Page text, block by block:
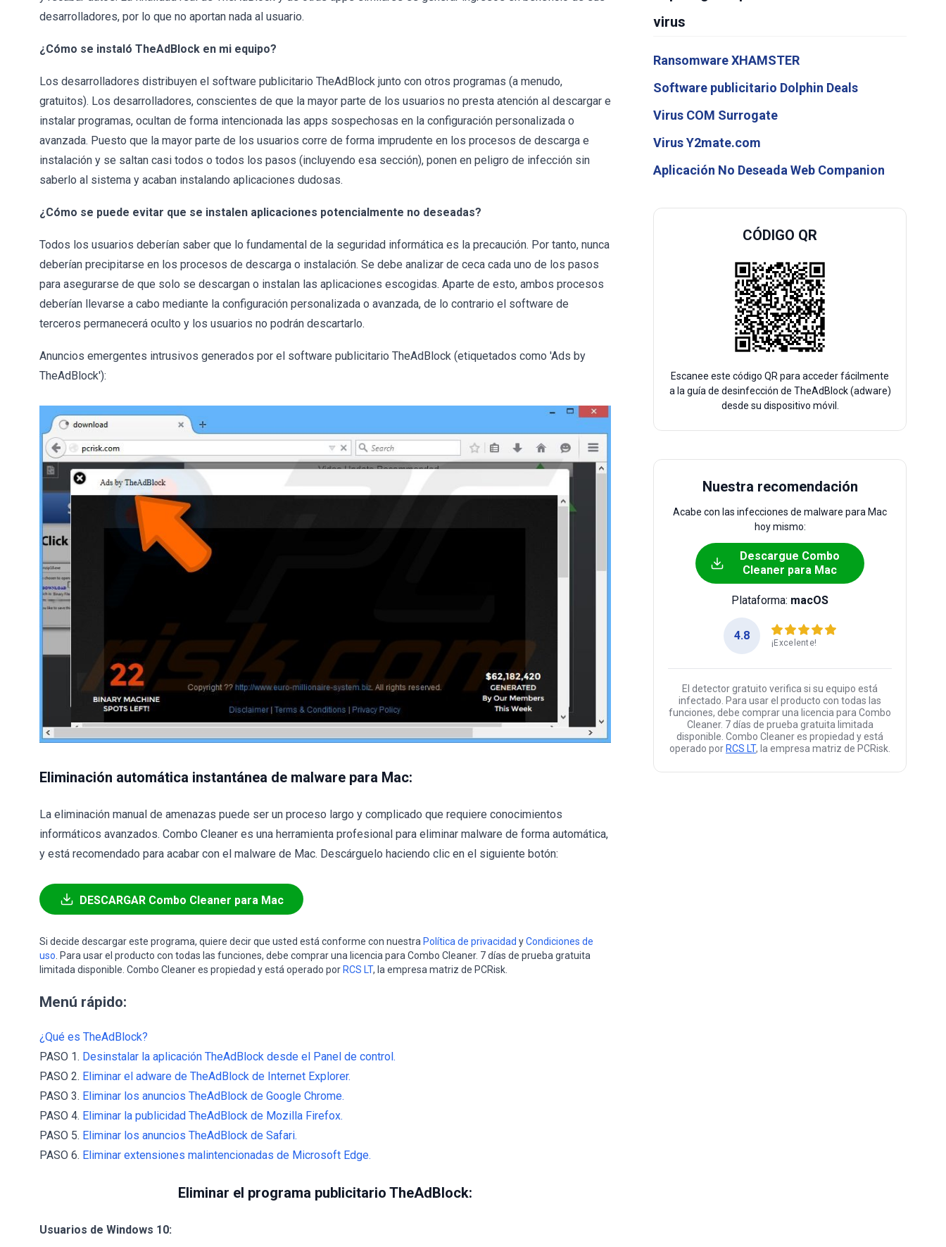
desarrolladores, por lo que no aportan nada al usuario.
¿Cómo se instaló TheAdBlock en mi equipo?
Los desarrolladores distribuyen el software publicitario TheAdBlock junto con otros programas (a menudo,
gratuitos). Los desarrolladores, conscientes de que la mayor parte de los usuarios no presta atención al descargar e
instalar programas, ocultan de forma intencionada las apps sospechosas en la configuración personalizada o
avanzada. Puesto que la mayor parte de los usuarios corre de forma imprudente en los procesos de descarga e
instalación y se saltan casi todos o todos los pasos (incluyendo esa sección), ponen en peligro de infección sin
saberlo al sistema y acaban instalando aplicaciones dudosas.
¿Cómo se puede evitar que se instalen aplicaciones potencialmente no deseadas?
Todos los usuarios deberían saber que lo fundamental de la seguridad informática es la precaución. Por tanto, nunca
deberían precipitarse en los procesos de descarga o instalación. Se debe analizar de ceca cada uno de los pasos
para asegurarse de que solo se descargan o instalan las aplicaciones escogidas. Aparte de esto, ambos procesos
deberían llevarse a cabo mediante la configuración personalizada o avanzada, de lo contrario el software de
terceros permanecerá oculto y los usuarios no podrán descartarlo.
Anuncios emergentes intrusivos generados por el software publicitario TheAdBlock (etiquetados como 'Ads by
TheAdBlock'):
Eliminación automática instantánea de malware para Mac:
La eliminación manual de amenazas puede ser un proceso largo y complicado que requiere conocimientos
informáticos avanzados. Combo Cleaner es una herramienta profesional para eliminar malware de forma automática,
y está recomendado para acabar con el malware de Mac. Descárguelo haciendo clic en el siguiente botón:
DESCARGAR Combo Cleaner para Mac
Si decide descargar este programa, quiere decir que usted está conforme con nuestra Política de privacidad yCondiciones de
uso . Para usar el producto con todas las funciones, debe comprar una licencia para Combo Cleaner. 7 días de prueba gratuita
limitada disponible. Combo Cleaner es propiedad y está operado por RCS LT, la empresa matriz de PCRisk.
Menú rápido:
¿Qué es TheAdBlock?
PASO 1. Desinstalar la aplicación TheAdBlock desde el Panel de control.
PASO 2. Eliminar el adware de TheAdBlock de Internet Explorer.
PASO 3. Eliminar los anuncios TheAdBlock de Google Chrome.
PASO 4. Eliminar la publicidad TheAdBlock de Mozilla Firefox.
PASO 5. Eliminar los anuncios TheAdBlock de Safari.
PASO 6. Eliminar extensiones malintencionadas de Microsoft Edge.
Eliminar el programa publicitario TheAdBlock:
Usuarios de Windows 10:
virus
Ransomware XHAMSTER
Software publicitario Dolphin Deals
Virus COM Surrogate
Virus Y2mate.com
Aplicación No Deseada Web Companion
CÓDIGO QR
Escanee este código QR para acceder fácilmente
a la guía de desinfección de TheAdBlock (adware)
desde su dispositivo móvil.
Nuestra recomendación
Acabe con las infecciones de malware para Mac
hoy mismo:
Descargue Combo
Cleaner para Mac
Plataforma: macOS
4.8
¡Excelente!
El detector gratuito verifica si su equipo está
infectado. Para usar el producto con todas las
funciones, debe comprar una licencia para Combo
Cleaner. 7 días de prueba gratuita limitada
disponible. Combo Cleaner es propiedad y está
operado por RCS LT, la empresa matriz de PCRisk.